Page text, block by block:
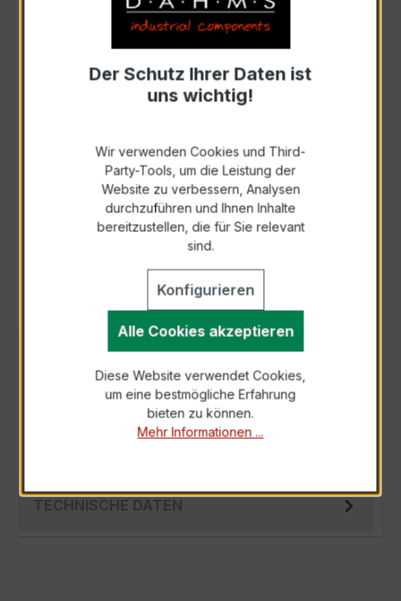
Auswahl zurücksetzen
Anfrage schriftlich
Als PDF exportieren
Der Verrechnungsstromwandler EASKD 31.5
3x750/5A 10VA Kl.0,5 ist ein kompakter,
hochpräziser Niederspannungs-Messwandler
TECHNISCHE DATEN
Der Schutz Ihrer Daten ist
uns wichtig!
Wir verwenden Cookies und Third-
Party-Tools, um die Leistung der
Website zu verbessern, Analysen
durchzuführen und Ihnen Inhalte
bereitzustellen, die für Sie relevant
sind.
Konfigurieren
Alle Cookies akzeptieren
Diese Website verwendet Cookies,
um eine bestmögliche Erfahrung
bieten zu können.
Mehr Informationen ...